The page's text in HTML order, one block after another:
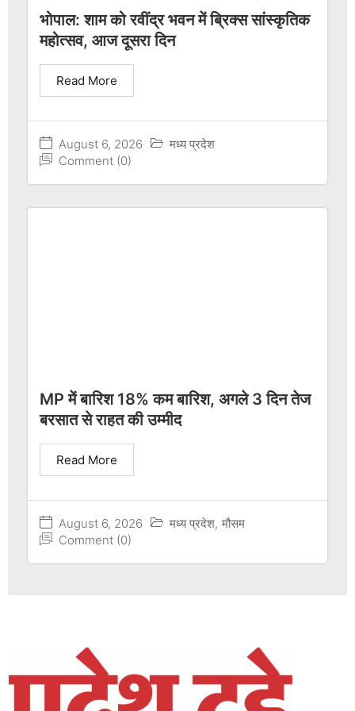
भोपाल: शाम को रवींद्र भवन में ब्रिक्स सांस्कृतिक
महोत्सव, आज दूसरा दिन
August 6, 2026
मध्य प्रदेश
Comment (0)
Read More
MP में बारिश 18% कम बारिश, अगले 3 दिन तेज
बरसात से राहत की उम्मीद
August 6, 2026 मध्य प्रदेश, मौसम
Comment (0)
Read More